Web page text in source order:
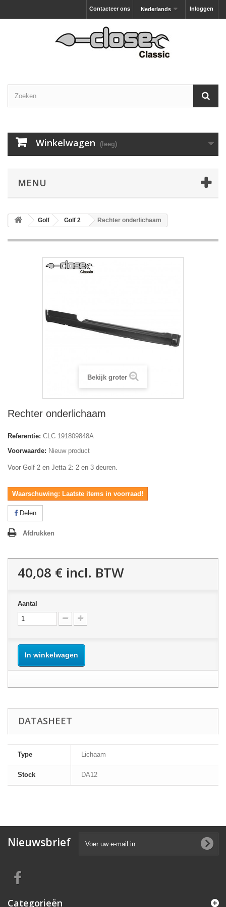
Inloggen
Nederlands
Contacteer ons
Winkelwagen (leeg)
MENU
Golf Golf 2 Rechter onderlichaam
Bekijk groter
Rechter onderlichaam
Referentie: CLC 191809848A
Voorwaarde: Nieuw product
Voor Golf 2 en Jetta 2: 2 en 3 deuren.
Waarschuwing: Laatste items in voorraad!
Delen
Afdrukken
40,08 € incl. BTW
Aantal
In winkelwagen
DATASHEET
Type Lichaam
Stock DA12
Nieuwsbrief
Categorieën